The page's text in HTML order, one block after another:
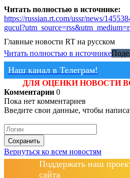
Читать полностью в источнике:
https://russian.rt.com/ussr/news/
Главные новости RT на русском
Читать полностью в источнике
Наш канал в Телеграм!
ДЛЯ ОЦЕНКИ НОВОСТИ
Комментарии 0
Пока нет комментариев
Введите свои данные, чтобы
Сохранить
Вернуться ко всем новостям
Поддержать наш
сайта